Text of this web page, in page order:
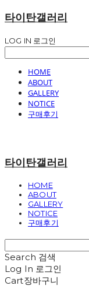
타이탄갤러리
LOG IN 로그인
HOME
ABOUT
GALLERY
NOTICE
구매후기
타이탄갤러리
HOME
ABOUT
GALLERY
NOTICE
구매후기
Search 검색
Log In 로그인
Cart장바구니